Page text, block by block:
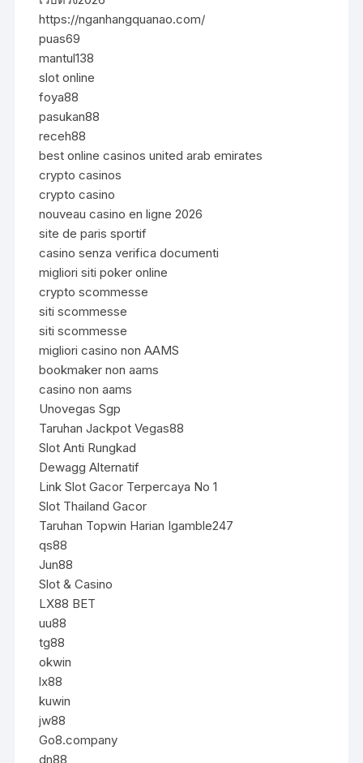
https://nganhangquanao.com/
puas69
mantul138
slot online
foya88
pasukan88
receh88
best online casinos united arab emirates
crypto casinos
crypto casino
nouveau casino en ligne 2026
site de paris sportif
casino senza verifica documenti
migliori siti poker online
crypto scommesse
siti scommesse
siti scommesse
migliori casino non AAMS
bookmaker non aams
casino non aams
Unovegas Sgp
Taruhan Jackpot Vegas88
Slot Anti Rungkad
Dewagg Alternatif
Link Slot Gacor Terpercaya No 1
Slot Thailand Gacor
Taruhan Topwin Harian Igamble247
qs88
Jun88
Slot & Casino
LX88 BET
uu88
tg88
okwin
lx88
kuwin
jw88
Go8.company
dn88